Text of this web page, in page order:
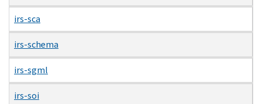
irs-sca
irs-schema
irs-sgml
irs-soi